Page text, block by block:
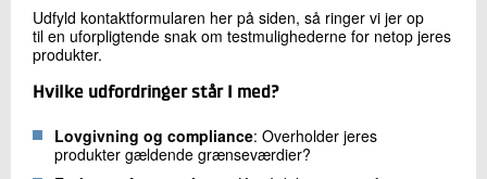
Udfyld kontaktformularen her på siden, så ringer vi jer op
til en uforpligtende snak om testmulighederne for netop jeres
produkter.
Hvilke udfordringer står I med?
Lovgivning og compliance: Overholder jeres
produkter gældende grænseværdier?